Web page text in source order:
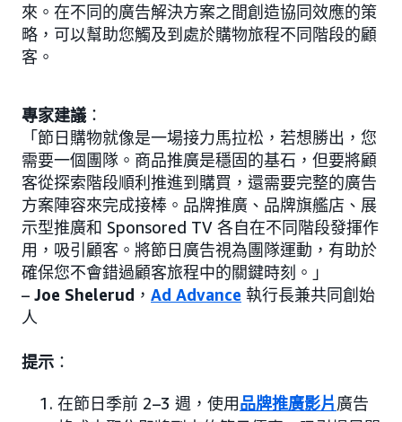
來。在不同的廣告解決方案之間創造協同效應的策
略，可以幫助您觸及到處於購物旅程不同階段的顧
客。
專家建議 ：
「節日購物就像是一場接力馬拉松，若想勝出，您
需要一個團隊。商品推廣是穩固的基石，但要將顧
客從探索階段順利推進到購買，還需要完整的廣告
方案陣容來完成接棒。品牌推廣、品牌旗艦店、展
示型推廣和 Sponsored TV 各自在不同階段發揮作
用，吸引顧客。將節日廣告視為團隊運動，有助於
確保您不會錯過顧客旅程中的關鍵時刻。」
– Joe Shelerud ， Ad Advance 執行長兼共同創始
人
提示 ：
在節日季前 2–3 週，使用品牌推廣影片廣告